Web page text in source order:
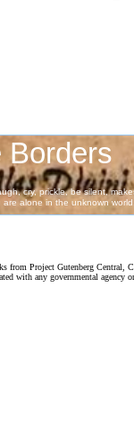
from Project Gutenberg Central,
with any governmental agency